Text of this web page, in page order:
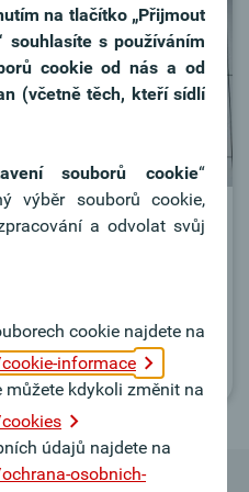
na tlačítko „Přijmout
souhlasíte s používáním
cookie od nás a od
(včetně těch, kteří sídlí
souborů cookie“
výběr souborů cookie,
a odvolat svůj
cookie najdete na
informace
kdykoli změnit na
údajů najdete na
osobnich-